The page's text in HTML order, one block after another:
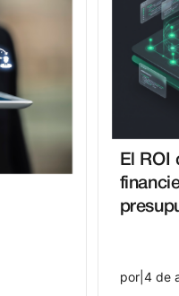
El ROI
por| 4 de